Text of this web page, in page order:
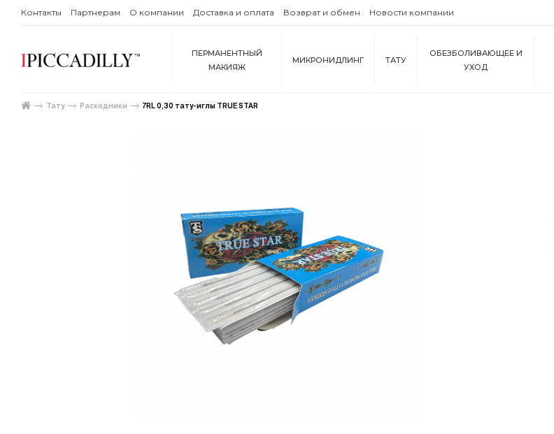
Контакты Партнерам О компании Доставка и оплата Возврат и обмен Новости компании
ПЕРМАНЕНТНЫЙ
МАКИЯЖ
МИКРОНИДЛИНГ ТАТУ
ОБЕЗБОЛИВАЮЩЕЕ И
УХОД
Тату Расходники 7RL 0,30 тату-иглы TRUE STAR